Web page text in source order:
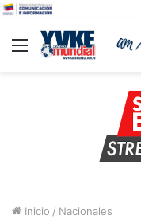
Menu
Inicio / Nacionales